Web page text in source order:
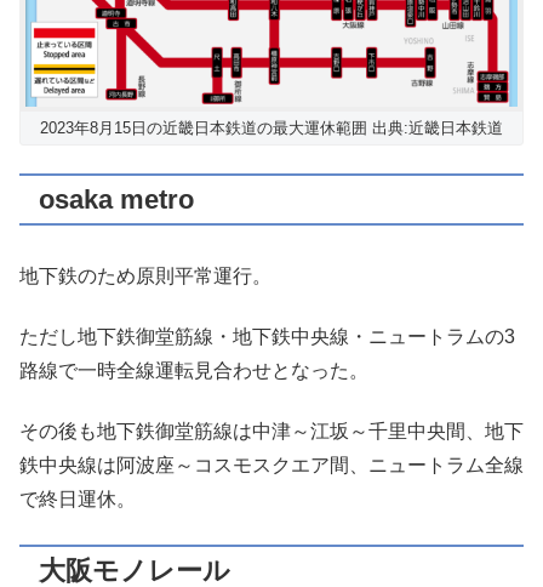
2023年8月15日の近畿日本鉄道の最大運休範囲 出典:近畿日本鉄道
osaka metro
地下鉄のため原則平常運行。
ただし地下鉄御堂筋線・地下鉄中央線・ニュートラムの3
路線で一時全線運転見合わせとなった。
その後も地下鉄御堂筋線は中津～江坂～千里中央間、地下
鉄中央線は阿波座～コスモスクエア間、ニュートラム全線
で終日運休。
大阪モノレール